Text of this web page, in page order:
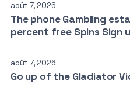
août 7, 2026
The phone Gambling
percent free Spins Sign
août 7, 2026
Go up of the Gladiator